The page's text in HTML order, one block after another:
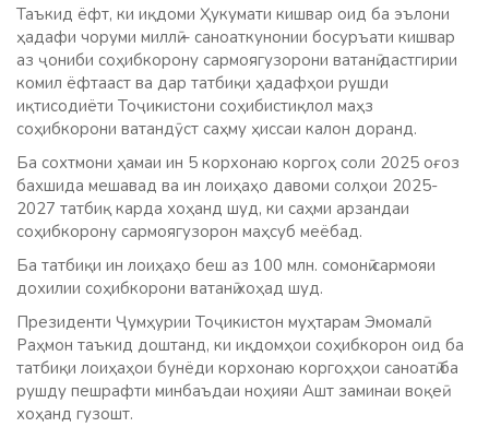
Таъкид ёфт, ки иқдоми Ҳукумати кишвар оид ба эълони
ҳадафи чоруми миллӣ – саноаткунонии босуръати кишвар
аз ҷониби соҳибкорону сармоягузорони ватанӣ дастгирии
комил ёфтааст ва дар татбиқи ҳадафҳои рушди
иқтисодиёти Тоҷикистони соҳибистиқлол маҳз
соҳибкорони ватандӯст саҳму ҳиссаи калон доранд.
Ба сохтмони ҳамаи ин 5 корхонаю коргоҳ соли 2025 оғоз
бахшида мешавад ва ин лоиҳаҳо давоми солҳои 2025-
2027 татбиқ карда хоҳанд шуд, ки саҳми арзандаи
соҳибкорону сармоягузорон маҳсуб меёбад.
Ба татбиқи ин лоиҳаҳо беш аз 100 млн. сомонӣ сармояи
дохилии соҳибкорони ватанӣ хоҳад шуд.
Президенти Ҷумҳурии Тоҷикистон муҳтарам Эмомалӣ
Раҳмон таъкид доштанд, ки иқдомҳои соҳибкорон оид ба
татбиқи лоиҳаҳои бунёди корхонаю коргоҳҳои саноатӣ ба
рушду пешрафти минбаъдаи ноҳияи Ашт заминаи воқеӣ
хоҳанд гузошт.